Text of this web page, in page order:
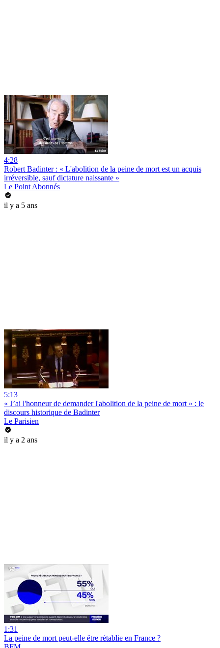
4:28
Robert Badinter : « L'abolition de la peine de mort est un acquis
irréversible, sauf dictature naissante »
Le Point Abonnés
il y a 5 ans
5:13
« J’ai l'honneur de demander l'abolition de la peine de mort » : le
discours historique de Badinter
Le Parisien
il y a 2 ans
1:31
La peine de mort peut-elle être rétablie en France ?